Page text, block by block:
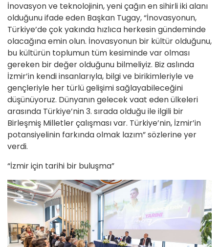
İnovasyon ve teknolojinin, yeni çağın en sihirli iki alanı
olduğunu ifade eden Başkan Tugay, “İnovasyonun,
Türkiye’de çok yakında hızlıca herkesin gündeminde
olacağına emin olun. İnovasyonun bir kültür olduğunu,
bu kültürün toplumun tüm kesiminde var olması
gereken bir değer olduğunu bilmeliyiz. Biz aslında
İzmir’in kendi insanlarıyla, bilgi ve birikimleriyle ve
gençleriyle her türlü gelişimi sağlayabileceğini
düşünüyoruz. Dünyanın gelecek vaat eden ülkeleri
arasında Türkiye’nin 3. sırada olduğu ile ilgili bir
Birleşmiş Milletler çalışması var. Türkiye’nin, İzmir’in
potansiyelinin farkında olmak lazım” sözlerine yer
verdi.
“İzmir için tarihi bir buluşma”